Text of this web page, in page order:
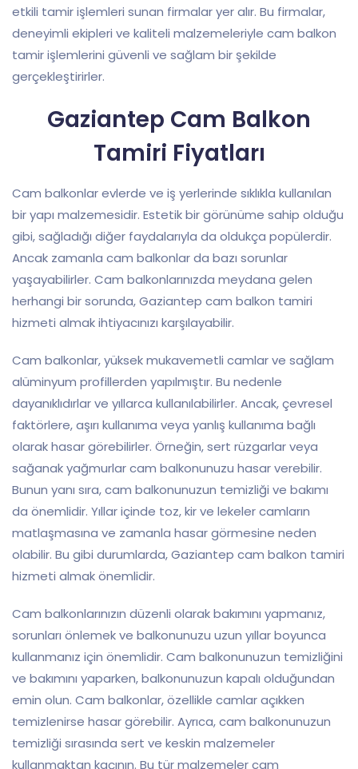
etkili tamir işlemleri sunan firmalar yer alır. Bu firmalar,
deneyimli ekipleri ve kaliteli malzemeleriyle cam balkon
tamir işlemlerini güvenli ve sağlam bir şekilde
gerçekleştirirler.
Gaziantep Cam Balkon
Tamiri Fiyatları
Cam balkonlar evlerde ve iş yerlerinde sıklıkla kullanılan
bir yapı malzemesidir. Estetik bir görünüme sahip olduğu
gibi, sağladığı diğer faydalarıyla da oldukça popülerdir.
Ancak zamanla cam balkonlar da bazı sorunlar
yaşayabilirler. Cam balkonlarınızda meydana gelen
herhangi bir sorunda, Gaziantep cam balkon tamiri
hizmeti almak ihtiyacınızı karşılayabilir.
Cam balkonlar, yüksek mukavemetli camlar ve sağlam
alüminyum profillerden yapılmıştır. Bu nedenle
dayanıklıdırlar ve yıllarca kullanılabilirler. Ancak, çevresel
faktörlere, aşırı kullanıma veya yanlış kullanıma bağlı
olarak hasar görebilirler. Örneğin, sert rüzgarlar veya
sağanak yağmurlar cam balkonunuzu hasar verebilir.
Bunun yanı sıra, cam balkonunuzun temizliği ve bakımı
da önemlidir. Yıllar içinde toz, kir ve lekeler camların
matlaşmasına ve zamanla hasar görmesine neden
olabilir. Bu gibi durumlarda, Gaziantep cam balkon tamiri
hizmeti almak önemlidir.
Cam balkonlarınızın düzenli olarak bakımını yapmanız,
sorunları önlemek ve balkonunuzu uzun yıllar boyunca
kullanmanız için önemlidir. Cam balkonunuzun temizliğini
ve bakımını yaparken, balkonunuzun kapalı olduğundan
emin olun. Cam balkonlar, özellikle camlar açıkken
temizlenirse hasar görebilir. Ayrıca, cam balkonunuzun
temizliği sırasında sert ve keskin malzemeler
kullanmaktan kaçının. Bu tür malzemeler cam